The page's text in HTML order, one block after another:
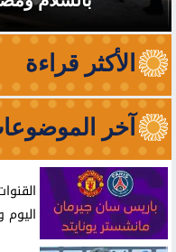
الأكثر قراءة
آخر